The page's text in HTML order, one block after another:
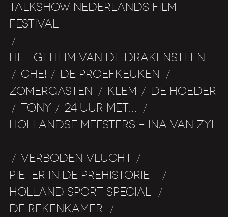
TALKSHOW NEDERLANDS FILM
FESTIVAL
/
HET GEHEIM VAN DE DRAKENSTEEN
/ CHE! / DE PROEFKEUKEN /
ZOMERGASTEN / KLEM / DE HOEDER
/ TONY / 24 UUR MET… /
HOLLANDSE MEESTERS – INA VAN
/ VERBODEN VLUCHT /
PIETER IN DE PREHISTORIE /
HOLLAND SPORT SPECIAL /
DE REKENKAMER /